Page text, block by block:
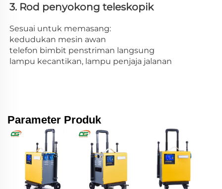
3. Rod penyokong teleskopik
Sesuai untuk memasang:
kedudukan mesin awan
telefon bimbit penstriman langsung
lampu kecantikan, lampu penjaja jalanan
Parameter Produk